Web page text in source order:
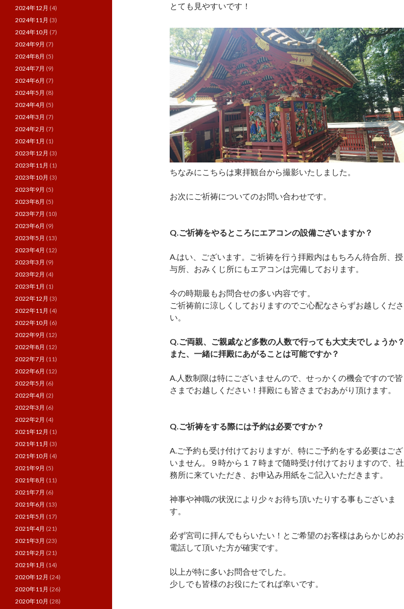
とても見やすいです！
ちなみにこちらは東拝観台から撮影いたしました。
お次にご祈祷についてのお問い合わせです。
Q.ご祈祷をやるところにエアコンの設備ございますか？
A.はい、ございます。ご祈祷を行う拝殿内はもちろん待合所、授
与所、おみくじ所にもエアコンは完備しております。
今の時期最もお問合せの多い内容です。
ご祈祷前に涼しくしておりますのでご心配なさらずお越しくださ
い。
Q.ご両親、ご親戚など多数の人数で行っても大丈夫でしょうか？
また、一緒に拝殿にあがることは可能ですか？
A.人数制限は特にございませんので、せっかくの機会ですので皆
さまでお越しください！拝殿にも皆さまでおあがり頂けます。
Q.ご祈祷をする際には予約は必要ですか？
A.ご予約も受け付けておりますが、特にご予約をする必要はござ
いません。９時から１７時まで随時受け付けておりますので、社
務所に来ていただき、お申込み用紙をご記入いただきます。
神事や神職の状況により少々お待ち頂いたりする事もございま
す。
必ず宮司に拝んでもらいたい！とご希望のお客様はあらかじめお
電話して頂いた方が確実です。
以上が特に多いお問合せでした。
少しでも皆様のお役にたてれば幸いです。
2024年12月 (4)
2024年11月 (3)
2024年10月 (7)
2024年9月 (7)
2024年8月 (5)
2024年7月 (9)
2024年6月 (7)
2024年5月 (8)
2024年4月 (5)
2024年3月 (7)
2024年2月 (7)
2024年1月 (1)
2023年12月 (3)
2023年11月 (1)
2023年10月 (3)
2023年9月 (5)
2023年8月 (5)
2023年7月 (10)
2023年6月 (9)
2023年5月 (13)
2023年4月 (12)
2023年3月 (9)
2023年2月 (4)
2023年1月 (1)
2022年12月 (3)
2022年11月 (4)
2022年10月 (6)
2022年9月 (12)
2022年8月 (12)
2022年7月 (11)
2022年6月 (12)
2022年5月 (6)
2022年4月 (2)
2022年3月 (6)
2022年2月 (4)
2021年12月 (1)
2021年11月 (3)
2021年10月 (4)
2021年9月 (5)
2021年8月 (11)
2021年7月 (6)
2021年6月 (13)
2021年5月 (17)
2021年4月 (21)
2021年3月 (23)
2021年2月 (21)
2021年1月 (14)
2020年12月 (24)
2020年11月 (26)
2020年10月 (28)